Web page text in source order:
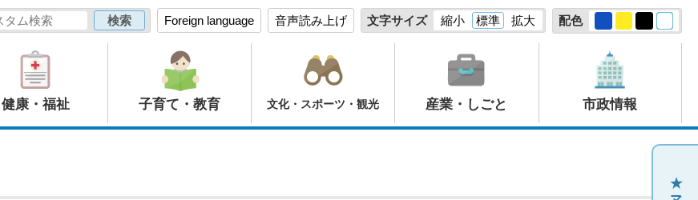
Foreign language 音声読み上げ 文字サイズ 縮小 標準 拡大 配色
健康・福祉 子育て・教育 文化・スポーツ・観光 産業・しごと 市政情報